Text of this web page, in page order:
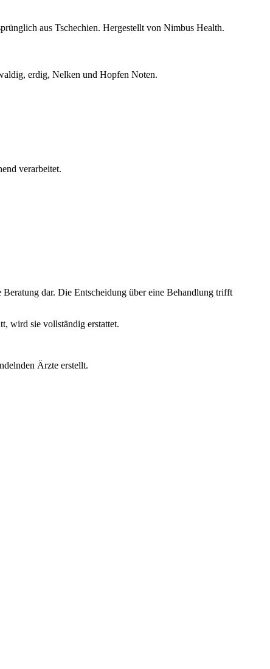
aus Tschechien. Hergestellt von Nimbus Health.
erdig, Nelken und Hopfen Noten.
verarbeitet.
dar. Die Entscheidung über eine Behandlung trifft
wird sie vollständig erstattet.
Ärzte erstellt.